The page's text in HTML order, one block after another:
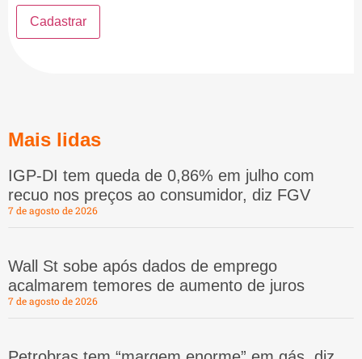
Mais lidas
IGP-DI tem queda de 0,86% em julho com
recuo nos preços ao consumidor, diz FGV
7 de agosto de 2026
Wall St sobe após dados de emprego
acalmarem temores de aumento de juros
7 de agosto de 2026